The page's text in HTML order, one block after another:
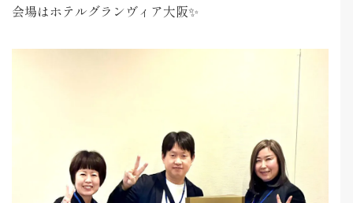
会場はホテルグランヴィア大阪✨